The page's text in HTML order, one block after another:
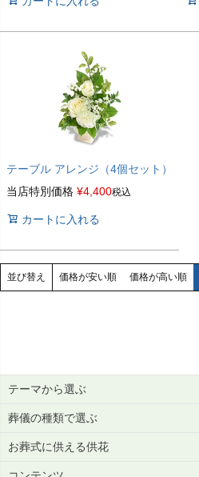
テーブル アレンジ（4個セット）
当店特別価格 ¥4,400税込
カートに入れる
並び替え 価格が安い順 価格が高い順
テーマから選ぶ
葬儀の種類で選ぶ
お葬式に供える供花